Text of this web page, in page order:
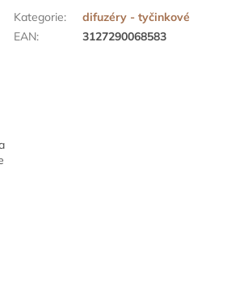
Kategorie:
difuzéry - tyčinkové
EAN: 3127290068583